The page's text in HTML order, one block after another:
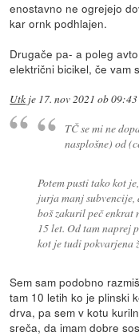
enostavno ne ogrejejo
kar ornk podhlajen.
Drugače pa- a poleg
električni bicikel, če vam
Utk je 17. nov 2021 ob 09:43
TČ se mi ne
nasplošne) od
Potem pusti tako kot
jurja manj subvencije,
boš zakuril peč enkrat
15 let. Od tam naprej
kot je tudi pokvarjena
Sem sam podobno
tam 10 letih ko je plinski
drva, pa sem v kotu
sreča, da imam dobre